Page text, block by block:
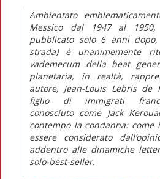
Ambientato
Messico dal 1947 al
pubblicato solo 6 anni dopo,
strada) è unanimemente
vademecum della beat
planetaria, in realtà,
autore, Jean-Louis Lebris de
figlio di immigrati
conosciuto come Jack
contempo la condanna:
essere considerato
addentro alle dinamiche
solo-best-seller.